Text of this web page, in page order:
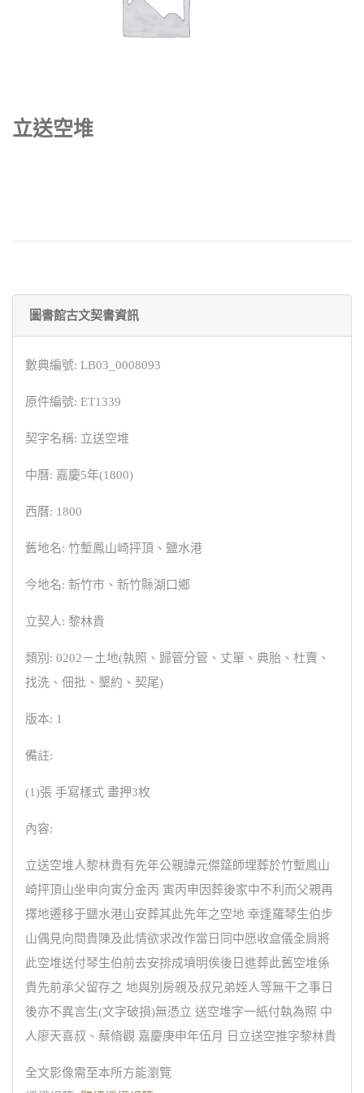
立送空堆
圖書館古文契書資訊
數典編號: LB03_0008093
原件編號: ET1339
契字名稱: 立送空堆
中曆: 嘉慶5年(1800)
西曆: 1800
舊地名: 竹塹鳳山崎抨頂、鹽水港
今地名: 新竹市、新竹縣湖口鄉
立契人: 黎林貴
類別: 0202－土地(執照、歸管分管、丈單、典胎、杜賣、
找洗、佃批、墾約、契尾)
版本: 1
備註:
(1)張 手寫樣式 畫押3枚
內容:
立送空堆人黎林貴有先年公親諱元傑筵師埋葬於竹塹鳳山
崎抨頂山坐申向寅分金丙 寅丙申因葬後家中不利而父親再
擇地遷移于鹽水港山安葬其此先年之空地 幸逢羅琴生伯步
山偶見向問貴陳及此情欲求改作當日同中愿收盒儀全肩將
此空堆送付琴生伯前去安排成墳明俟後日進葬此舊空堆係
貴先前承父留存之 地與別房親及叔兄弟姪人等無干之事日
後亦不異言生(文字破損)無憑立 送空堆字一紙付執為照 中
人廖天喜叔、蔡脩觀 嘉慶庚申年伍月 日立送空推字黎林貴
全文影像需至本所方能瀏覽